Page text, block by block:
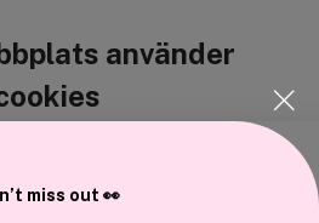
använder
för att anpassa innehållet och
miss out 👀